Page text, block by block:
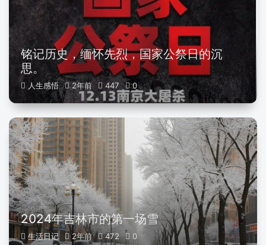
铭记历史，缅怀先烈，国家公祭日的沉
思。
人生感悟 2年前 447 0
2024年吉林市的第一场雪
生活日记 2年前 472 0